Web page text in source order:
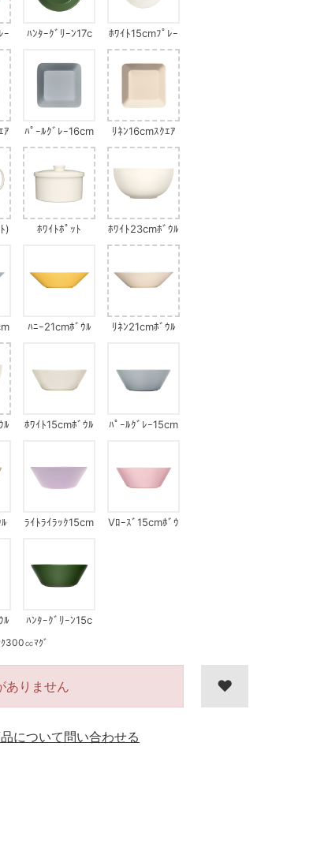
ｰ
ﾊﾝﾀｰｸﾞﾘｰﾝ17c
ﾎﾜｲﾄ15cmﾌﾟﾚｰ
ﾄ
ｱ
ﾊﾟｰﾙｸﾞﾚｰ16cm
ｽｸｴｱ
ﾘﾈﾝ16cmｽｸｴｱ
) ﾎﾜｲﾄﾎﾟｯﾄ ﾎﾜｲﾄ23cmﾎﾞｳﾙ
ﾊﾆｰ21cmﾎﾞｳﾙ ﾘﾈﾝ21cmﾎﾞｳﾙ
ﾙ ﾎﾜｲﾄ15cmﾎﾞｳﾙ
ﾊﾟｰﾙｸﾞﾚｰ15cm
ﾗｲﾄﾗｲﾗｯｸ15cm
Vﾛｰｽﾞ15cmﾎﾞｳ
ﾙ
ﾊﾝﾀｰｸﾞﾘｰﾝ15c
300㏄ﾏｸﾞ
ありません
について問い合わせる